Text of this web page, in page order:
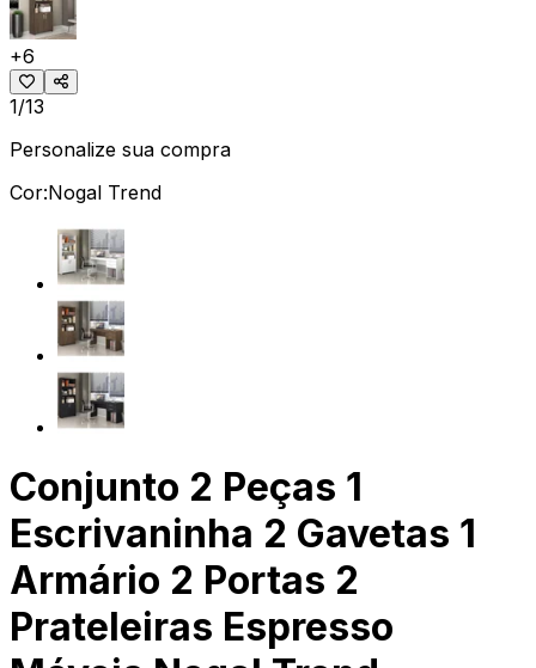
+6
1/13
Personalize sua compra
Cor:Nogal Trend
Conjunto 2 Peças 1
Escrivaninha 2 Gavetas 1
Armário 2 Portas 2
Prateleiras Espresso